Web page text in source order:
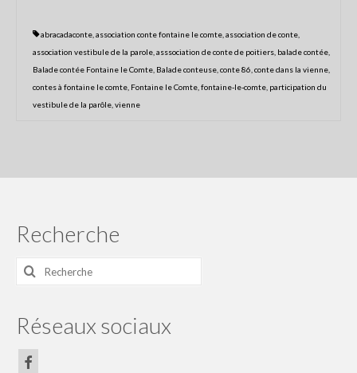
Progamme
Programme du festival off 2021
La presse parle du Festival
La Nouvelle République du 4 juillet
La Nouvelle République du 4 juillet
2018
CENTRE PRESSE 5 juillet 2018
abracadaconte association conte fontaine le comte association de conte
association vestibule de la parole asssociation de conte de poitiers balade contée
Balade contée Fontaine le Comte Balade conteuse conte 86 conte dans la vienne
contes à fontaine le comte Fontaine le Comte fontaine-le-comte participation du
vestibule de la parôle vienne
Recherche
Rechercher
Réseaux sociaux